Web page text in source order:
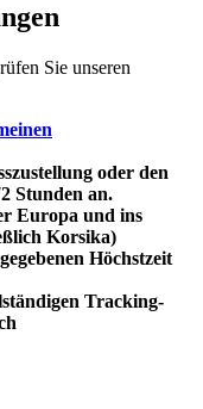
Sie unseren
oder den
Stunden an.
Europa und ins
Korsika)
Höchstzeit
Tracking-